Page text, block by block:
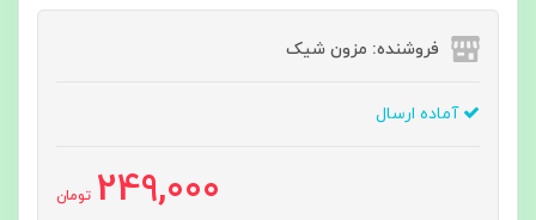
فروشنده: مزون شیک
آماده ارسال
249,000 تومان